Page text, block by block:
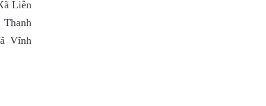
Liên
Vĩnh